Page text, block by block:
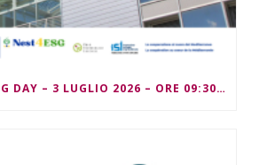
ESG NETWORKING DAY – 3 LUGLIO 2026 – ORE 09:30/13:00